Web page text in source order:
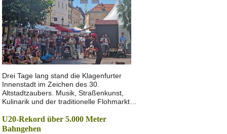
Drei Tage lang stand die Klagenfurter
Innenstadt im Zeichen des 30.
Altstadtzaubers. Musik, Straßenkunst,
Kulinarik und der traditionelle Flohmarkt…
U20-Rekord über 5.000 Meter
Bahngehen